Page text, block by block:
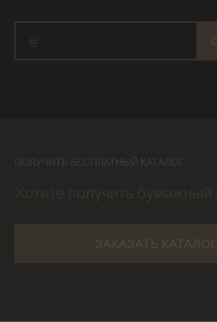
ПОЛУЧИТЬ БЕСПЛАТНЫЙ КАТАЛОГ